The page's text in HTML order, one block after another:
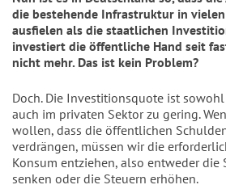
die bestehende Infrastruktur in
ausfielen als die staatlichen
investiert die öffentliche Hand seit
nicht mehr. Das ist kein Problem?
Doch. Die Investitionsquote ist
auch im privaten Sektor zu gering.
wollen, dass die öffentlichen
verdrängen, müssen wir die
Konsum entziehen, also entweder die
senken oder die Steuern erhöhen.